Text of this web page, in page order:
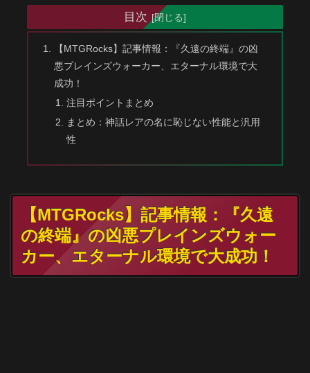
目次
【MTGRocks】記事情報：『久遠の終端』の凶
悪プレインズウォーカー、エターナル環境で大
成功！
注目ポイントまとめ
まとめ：神話レアの名に恥じない性能と汎用
性
【MTGRocks】記事情報：『久遠
の終端』の凶悪プレインズウォー
カー、エターナル環境で大成功！